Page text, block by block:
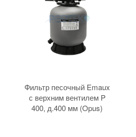
Фильтр песочный Emaux
с верхним вентилем P
400, д.400 мм (Opus)